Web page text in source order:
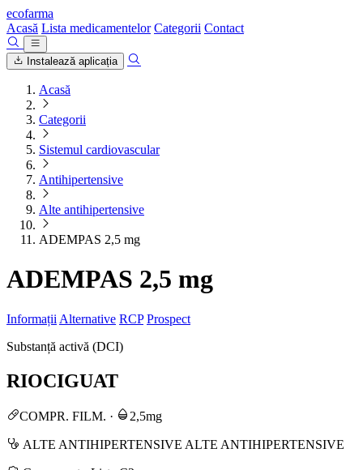
ecofarma
Acasă Lista medicamentelor Categorii Contact
Instalează aplicația
Acasă
Categorii
Sistemul cardiovascular
Antihipertensive
Alte antihipertensive
ADEMPAS 2,5 mg
ADEMPAS 2,5 mg
Informații Alternative RCP Prospect
Substanță activă (DCI)
RIOCIGUAT
COMPR. FILM. · 2,5mg
ALTE ANTIHIPERTENSIVE ALTE ANTIHIPERTENSIVE